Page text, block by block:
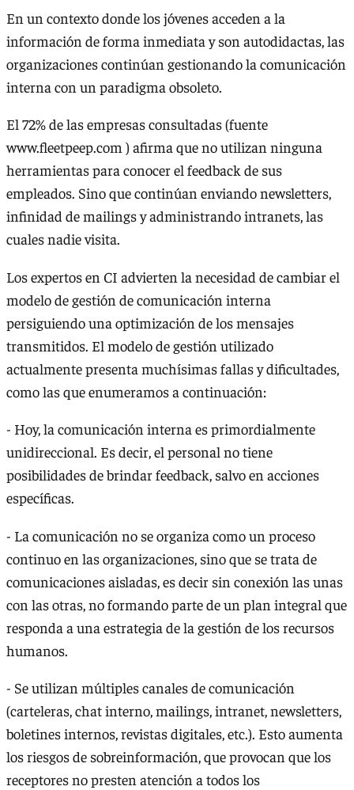
En un contexto donde los jóvenes acceden a la
información de forma inmediata y son autodidactas, las
organizaciones continúan gestionando la comunicación
interna con un paradigma obsoleto.
El 72% de las empresas consultadas (fuente
www.fleetpeep.com ) afirma que no utilizan ninguna
herramientas para conocer el feedback de sus
empleados. Sino que continúan enviando newsletters,
infinidad de mailings y administrando intranets, las
cuales nadie visita.
Los expertos en CI advierten la necesidad de cambiar el
modelo de gestión de comunicación interna
persiguiendo una optimización de los mensajes
transmitidos. El modelo de gestión utilizado
actualmente presenta muchísimas fallas y dificultades,
como las que enumeramos a continuación:
- Hoy, la comunicación interna es primordialmente
unidireccional. Es decir, el personal no tiene
posibilidades de brindar feedback, salvo en acciones
específicas.
- La comunicación no se organiza como un proceso
continuo en las organizaciones, sino que se trata de
comunicaciones aisladas, es decir sin conexión las unas
con las otras, no formando parte de un plan integral que
responda a una estrategia de la gestión de los recursos
humanos.
- Se utilizan múltiples canales de comunicación
(carteleras, chat interno, mailings, intranet, newsletters,
boletines internos, revistas digitales, etc.). Esto aumenta
los riesgos de sobreinformación, que provocan que los
receptores no presten atención a todos los